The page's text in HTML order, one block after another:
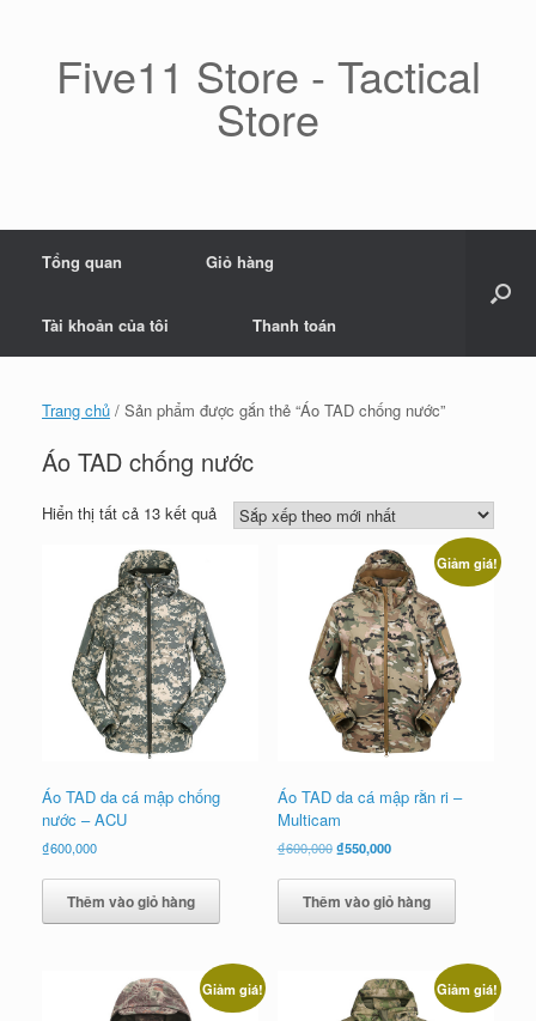
Five11 Store - Tactical
Store
Tổng quan Giỏ hàng
Tài khoản của tôi Thanh toán
Trang chủ / Sản phẩm được gắn thẻ “Áo TAD chống nước”
Áo TAD chống nước
Hiển thị tất cả 13 kết quảĐã
sắp
Áo TAD da cá mập chống
nước – ACU
₫600,000
Thêm vào giỏ hàng
Giảm giá!
Áo TAD da cá mập rằn ri –
Multicam
₫600,000 Giá
là:
₫600,000.
₫550,000Giá
tại
là:
₫550,000.
Thêm vào giỏ hàng
Giảm giá! Giảm giá!